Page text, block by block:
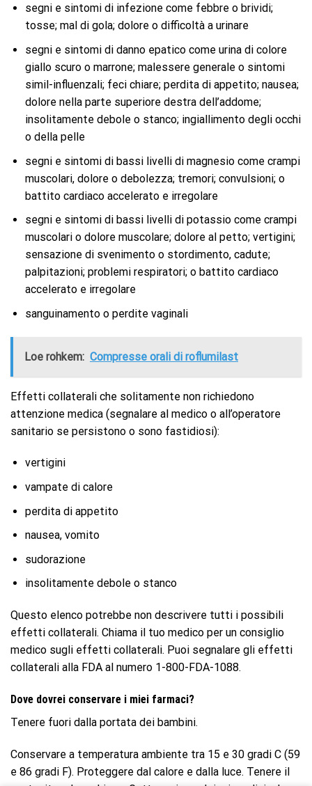
segni e sintomi di infezione come febbre o brividi;
tosse; mal di gola; dolore o difficoltà a urinare
segni e sintomi di danno epatico come urina di colore
giallo scuro o marrone; malessere generale o sintomi
simil-influenzali; feci chiare; perdita di appetito; nausea;
dolore nella parte superiore destra dell’addome;
insolitamente debole o stanco; ingiallimento degli occhi
o della pelle
segni e sintomi di bassi livelli di magnesio come crampi
muscolari, dolore o debolezza; tremori; convulsioni; o
battito cardiaco accelerato e irregolare
segni e sintomi di bassi livelli di potassio come crampi
muscolari o dolore muscolare; dolore al petto; vertigini;
sensazione di svenimento o stordimento, cadute;
palpitazioni; problemi respiratori; o battito cardiaco
accelerato e irregolare
sanguinamento o perdite vaginali
Loe rohkem: Compresse orali di roflumilast
Effetti collaterali che solitamente non richiedono
attenzione medica (segnalare al medico o all’operatore
sanitario se persistono o sono fastidiosi):
vertigini
vampate di calore
perdita di appetito
nausea, vomito
sudorazione
insolitamente debole o stanco
Questo elenco potrebbe non descrivere tutti i possibili
effetti collaterali. Chiama il tuo medico per un consiglio
medico sugli effetti collaterali. Puoi segnalare gli effetti
collaterali alla FDA al numero 1-800-FDA-1088.
Dove dovrei conservare i miei farmaci?
Tenere fuori dalla portata dei bambini.
Conservare a temperatura ambiente tra 15 e 30 gradi C (59
e 86 gradi F). Proteggere dal calore e dalla luce. Tenere il